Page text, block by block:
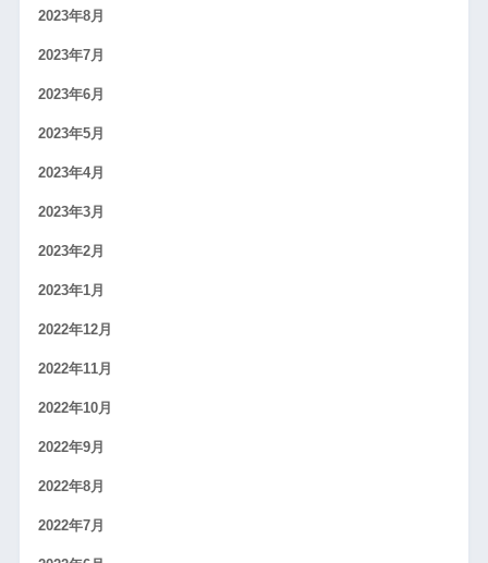
2023年8月
2023年7月
2023年6月
2023年5月
2023年4月
2023年3月
2023年2月
2023年1月
2022年12月
2022年11月
2022年10月
2022年9月
2022年8月
2022年7月